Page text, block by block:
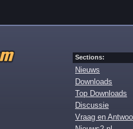
Sections:
Nieuws
Downloads
Top Downloads
Discussie
Vraag en